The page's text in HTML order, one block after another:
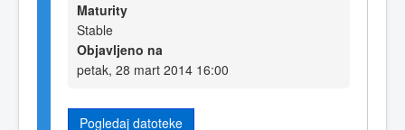
Maturity
Stable
Objavljeno na
petak, 28 mart 2014 16:00
Pogledaj datoteke